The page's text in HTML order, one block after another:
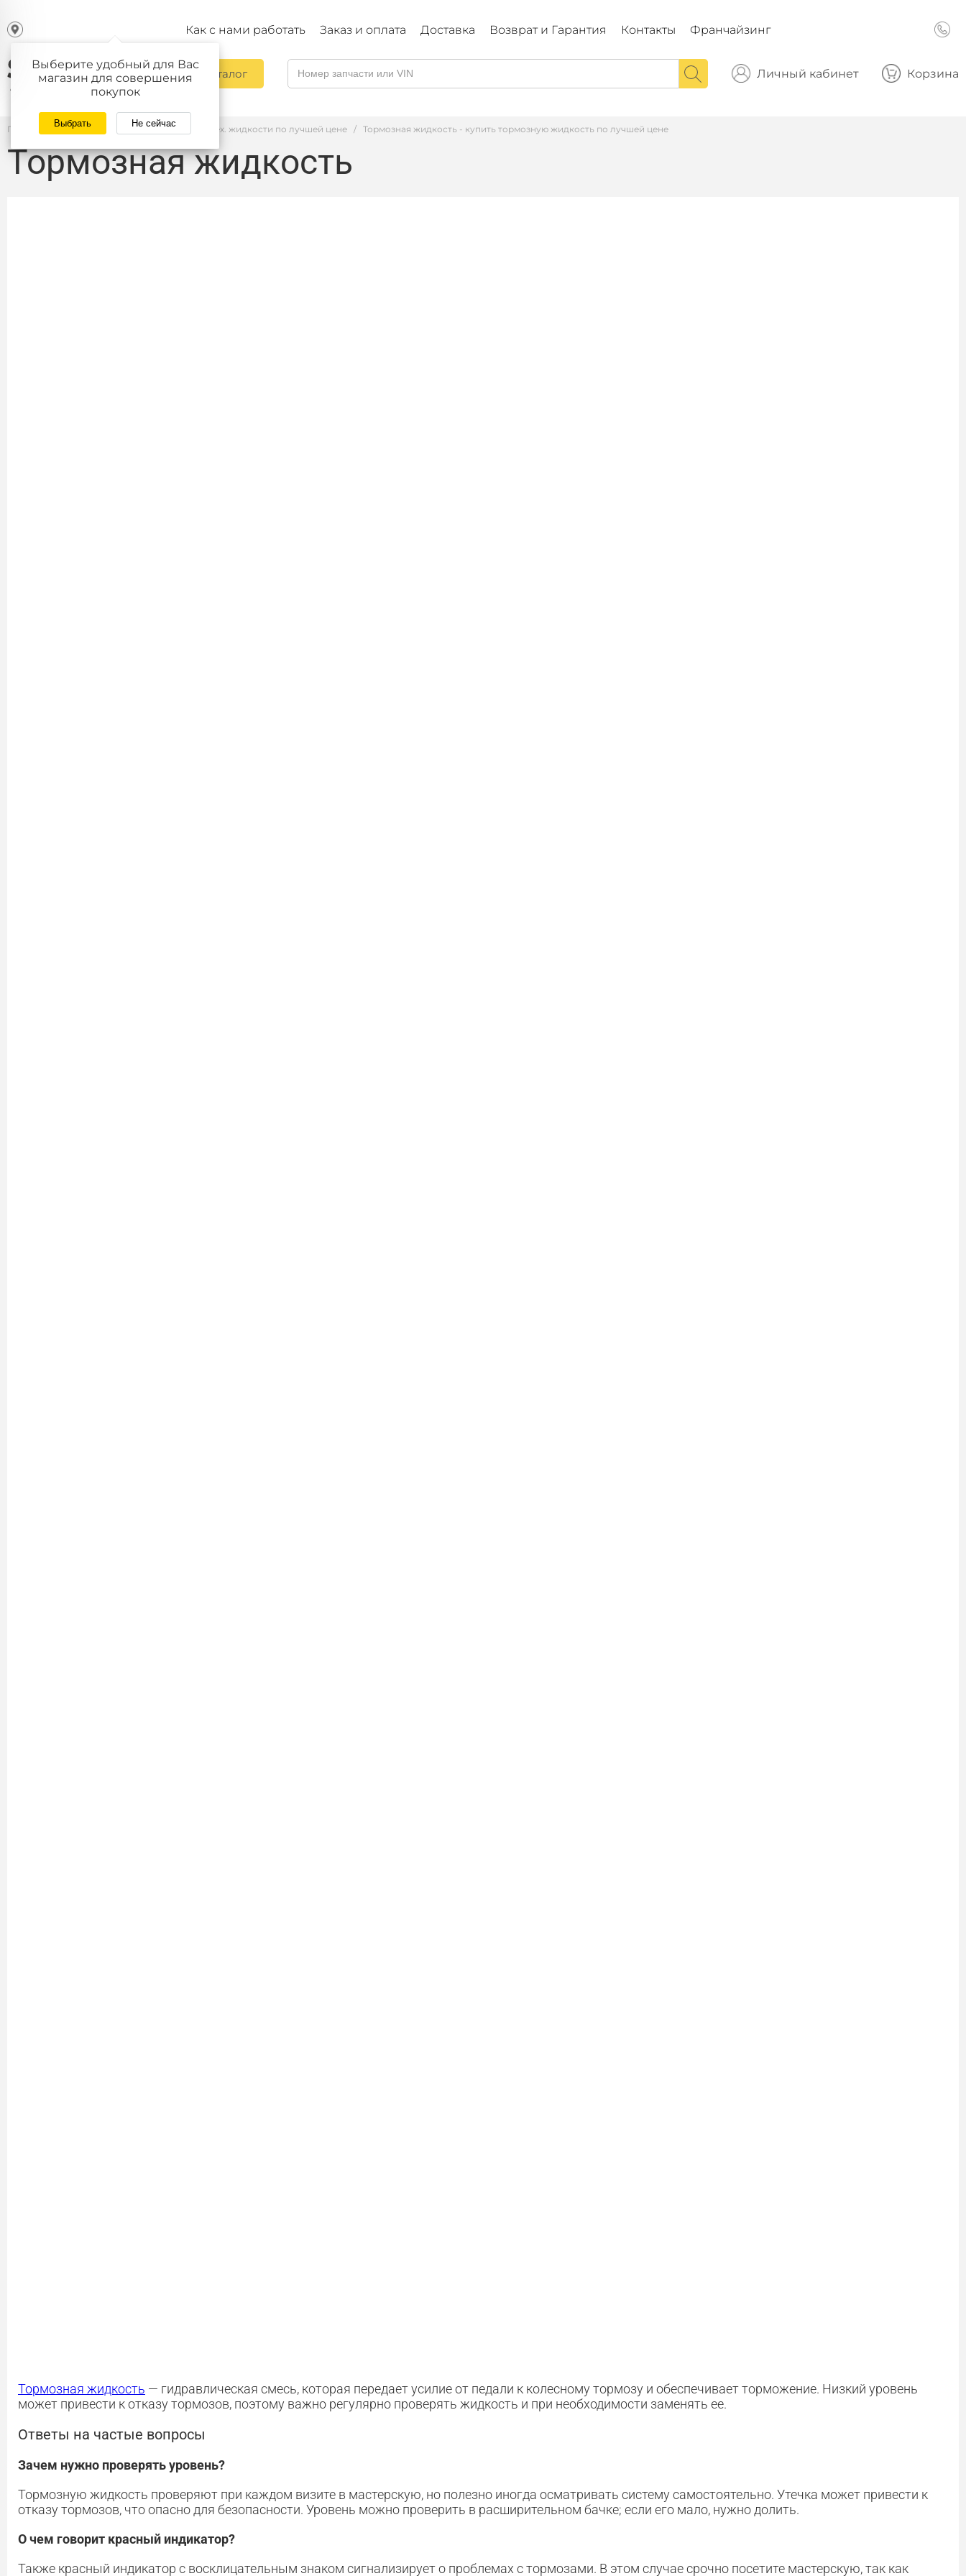
Выберите удобный для Вас
магазин для совершения
покупок
Выбрать Не сейчас
Как с нами работать Заказ и оплата Доставка Возврат и Гарантия Контакты Франчайзинг
Каталог Личный кабинет Корзина
Главная / Автомасла — купить автомасла и тех. жидкости по лучшей цене / Тормозная жидкость - купить тормозную жидкость по лучшей цене
Тормозная жидкость
Тормозная жидкость — гидравлическая смесь, которая передает усилие от педали к колесному тормозу и обеспечивает торможение. Низкий уровень
может привести к отказу тормозов, поэтому важно регулярно проверять жидкость и при необходимости заменять ее.
Ответы на частые вопросы
Зачем нужно проверять уровень?
Тормозную жидкость проверяют при каждом визите в мастерскую, но полезно иногда осматривать систему самостоятельно. Утечка может привести к
отказу тормозов, что опасно для безопасности. Уровень можно проверить в расширительном бачке; если его мало, нужно долить.
О чем говорит красный индикатор?
Также красный индикатор с восклицательным знаком сигнализирует о проблемах с тормозами. В этом случае срочно посетите мастерскую, так как